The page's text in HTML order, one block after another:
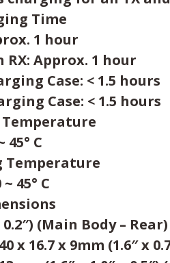
Time
1 hour
RX: Approx. 1 hour
Case: < 1.5 hours
Case: < 1.5 hours
45° C
Temperature
~ 45° C
(Main Body – Rear)
x 16.7 x 9mm (1.6″ x